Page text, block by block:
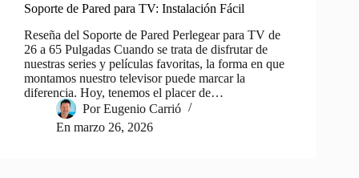
Soporte de Pared para TV: Instalación Fácil
Reseña del Soporte de Pared Perlegear para TV de
26 a 65 Pulgadas Cuando se trata de disfrutar de
nuestras series y películas favoritas, la forma en que
montamos nuestro televisor puede marcar la
diferencia. Hoy, tenemos el placer de…
Por Eugenio Carrió
En marzo 26, 2026